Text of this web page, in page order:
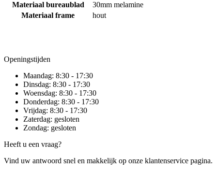
Materiaal bureaublad
30mm melamine
Materiaal frame
hout
Openingstijden
Maandag: 8:30 - 17:30
Dinsdag: 8:30 - 17:30
Woensdag: 8:30 - 17:30
Donderdag: 8:30 - 17:30
Vrijdag: 8:30 - 17:30
Zaterdag: gesloten
Zondag: gesloten
Heeft u een vraag?
Vind uw antwoord snel en makkelijk op onze klantenservice pagina.